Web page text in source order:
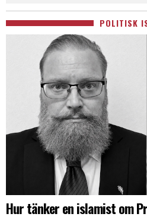
POLITISK
Hur tänker en islamist om